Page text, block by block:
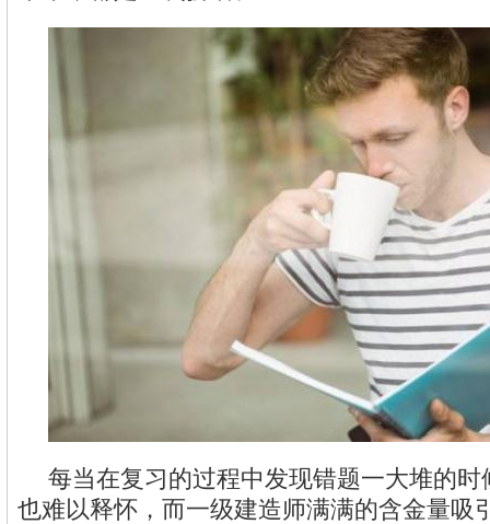
每当在复习的过程中发现错题一大堆的
也难以释怀，而一级建造师满满的含金量吸